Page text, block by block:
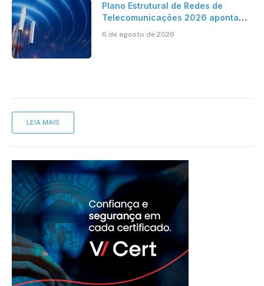
Plano Estrutural de Redes de
Telecomunicações 2026 aponta
avanço da cobertura móvel, mas
6 de agosto de 2026
LEIA MAIS